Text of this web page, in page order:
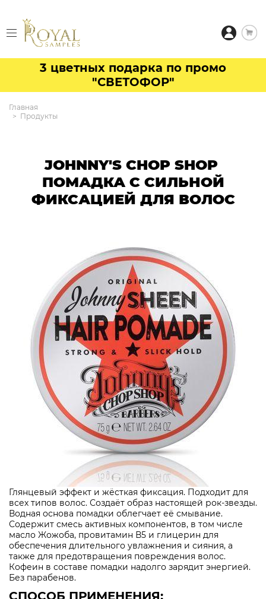
3 цветных подарка по промо
"СВЕТОФОР"
Главная
Продукты
JOHNNY'S CHOP SHOP
ПОМАДКА С СИЛЬНОЙ
ФИКСАЦИЕЙ ДЛЯ ВОЛОС
Глянцевый эффект и жёсткая фиксация. Подходит для
всех типов волос. Создаёт образ настоящей рок-звезды.
Водная основа помадки облегчает её смывание.
Содержит смесь активных компонентов, в том числе
масло Жожоба, провитамин В5 и глицерин для
обеспечения длительного увлажнения и сияния, а
также для предотвращения повреждения волос.
Кофеин в составе помадки надолго зарядит энергией.
Без парабенов.
СПОСОБ ПРИМЕНЕНИЯ: